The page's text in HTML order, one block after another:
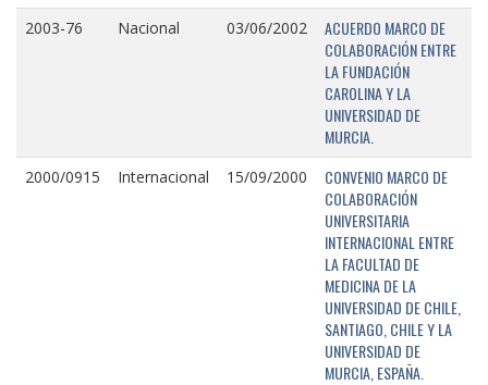
2003-76 Nacional 03/06/2002
ACUERDO MARCO DE
COLABORACIÓN ENTRE
LA FUNDACIÓN
CAROLINA Y LA
UNIVERSIDAD DE
MURCIA.
2000/0915 Internacional 15/09/2000
CONVENIO MARCO DE
COLABORACIÓN
UNIVERSITARIA
INTERNACIONAL ENTRE
LA FACULTAD DE
MEDICINA DE LA
UNIVERSIDAD DE CHILE,
SANTIAGO, CHILE Y LA
UNIVERSIDAD DE
MURCIA, ESPAÑA.